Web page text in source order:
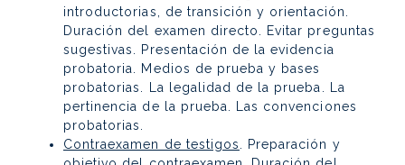
introductorias, de transición y orientación.
Duración del examen directo. Evitar preguntas
sugestivas. Presentación de la evidencia
probatoria. Medios de prueba y bases
probatorias. La legalidad de la prueba. La
pertinencia de la prueba. Las convenciones
probatorias.
Contraexamen de testigos
. Preparación y